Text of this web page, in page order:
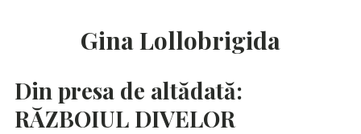
Gina Lollobrigida
Din presa de altădată:
RĂZBOIUL DIVELOR